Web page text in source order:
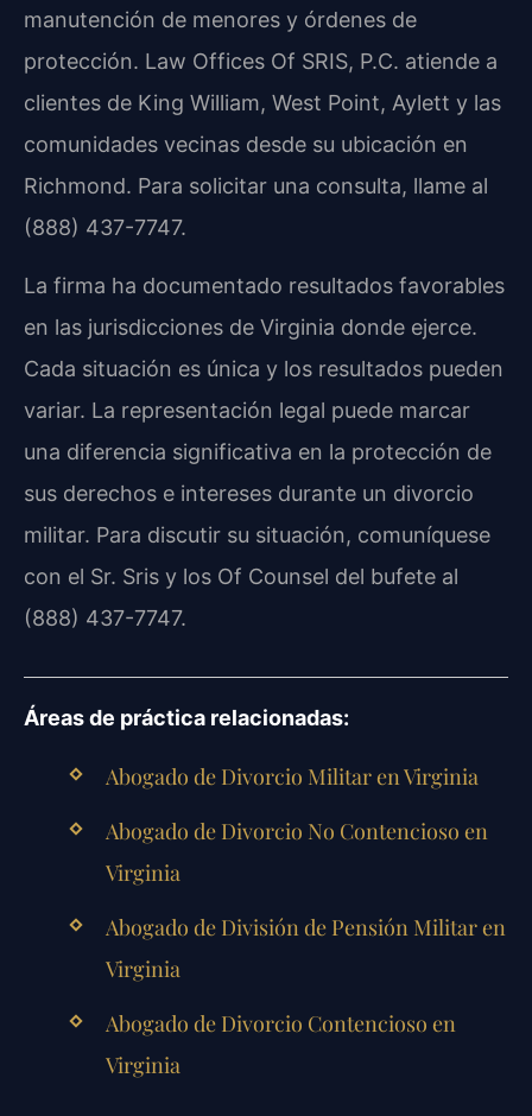
manutención de menores y órdenes de
protección. Law Offices Of SRIS, P.C. atiende a
clientes de King William, West Point, Aylett y las
comunidades vecinas desde su ubicación en
Richmond. Para solicitar una consulta, llame al
(888) 437-7747.
La firma ha documentado resultados favorables
en las jurisdicciones de Virginia donde ejerce.
Cada situación es única y los resultados pueden
variar. La representación legal puede marcar
una diferencia significativa en la protección de
sus derechos e intereses durante un divorcio
militar. Para discutir su situación, comuníquese
con el Sr. Sris y los Of Counsel del bufete al
(888) 437-7747.
Áreas de práctica relacionadas:
Abogado de Divorcio Militar en Virginia
Abogado de Divorcio No Contencioso en
Virginia
Abogado de División de Pensión Militar en
Virginia
Abogado de Divorcio Contencioso en
Virginia